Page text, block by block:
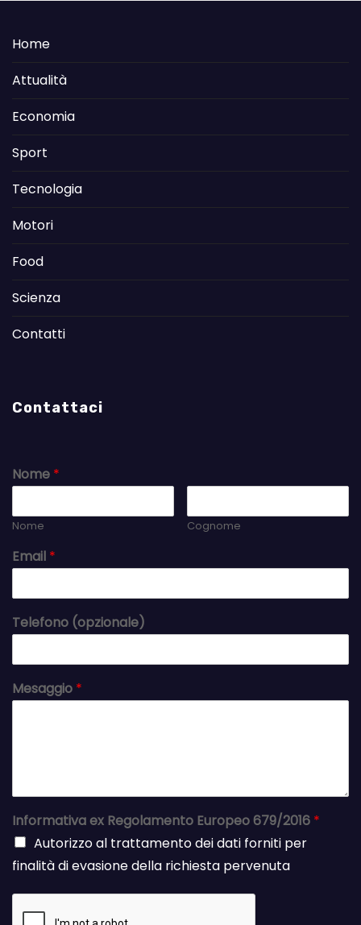
Home
Attualità
Economia
Sport
Tecnologia
Motori
Food
Scienza
Contatti
Contattaci
Nome *
Nome Cognome
Email *
Telefono (opzionale)
Mesaggio *
Informativa ex Regolamento Europeo 679/2016 *
Autorizzo al trattamento dei dati forniti per
finalità di evasione della richiesta pervenuta